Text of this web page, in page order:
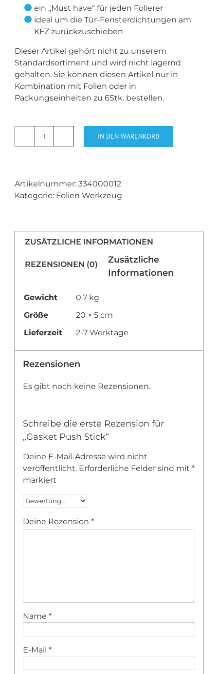
ein „Must have“ für jeden Folierer
ideal um die Tür-Fensterdichtungen am
KFZ zurückzuschieben
Dieser Artikel gehört nicht zu unserem
Standardsortiment und wird nicht lagernd
gehalten. Sie können diesen Artikel nur in
Kombination mit Folien oder in
Packungseinheiten zu 6Stk. bestellen.
Gasket
IN DEN WARENKORB
Artikelnummer: 334000012
Kategorie: Folien Werkzeug
ZUSÄTZLICHE INFORMATIONEN
REZENSIONEN (0)
Zusätzliche
Informationen
Gewicht
0.7 kg
Größe
20 × 5 cm
Lieferzeit
2-7 Werktage
Rezensionen
Es gibt noch keine Rezensionen.
Schreibe die erste Rezension für
„Gasket Push Stick“
Deine E-Mail-Adresse wird nicht
veröffentlicht. Erforderliche Felder sind mit *
markiert
Deine Rezension *
Name *
E-Mail *